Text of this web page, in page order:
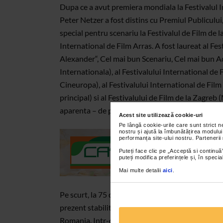
Acest site utilizează cookie-uri
Pe lângă cookie-urile care sunt strict
nostru și ajută la îmbunătățirea
performanța site-ului nostru.
Puteți face clic pe „Acceptă si
puteți modifica preferințele și, în
Mai multe detalii aici
Dupa ce a avut premiera mondiala la Festivalul
Peter Netzer a fost distins cu Premiul
special pentru scenariu la Festivalul de Film de
International de Film Arras. A fost laureat al
Alexander“, Cel mai bun Scenariu, Cel mai
Internationala), al Festivalului International de
Cineuropa), al Festivalului International de
principal) si al Festivalului de Film de la Zagreb
aparenta – de politica, tragism si umor, cu o
Pe scurt, la 75 de ani, Ion (interpretat de Victor
prezent stabilit in Canada, care inca ii poarta
Romania. Intr-o buna zi, Ion are surpriza sa